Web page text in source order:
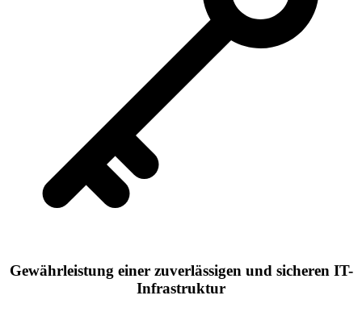
Gewährleistung einer zuverlässigen und sicheren IT-
Infrastruktur